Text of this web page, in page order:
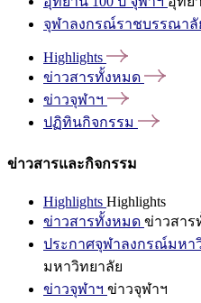
จุฬาลงกรณ์ราชบรรณาลั
Highlights
ข่าวสารทั้งหมด
ข่าวจุฬาฯ
ปฏิทินกิจกรรม
ข่าวสารและกิจกรรม
Highlights Highlights
ข่าวสารทั้งหมด ข่าวสาร
ประกาศจุฬาลงกรณ์มหา
มหาวิทยาลัย
ข่าวจุฬาฯ ข่าวจุฬาฯ